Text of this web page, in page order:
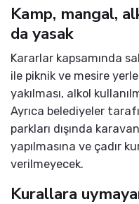
Kamp, mangal,
da yasak
Kararlar kapsamında
ile piknik ve mesire
yakılması, alkol
Ayrıca belediyeler
parkları dışında
yapılmasına ve çadır
verilmeyecek.
Kurallara